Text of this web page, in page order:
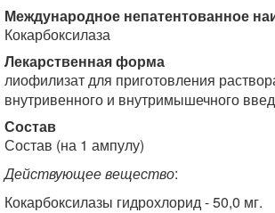
Международное непатентованное
Кокарбоксилаза
Лекарственная форма
лиофилизат для приготовления
внутривенного и внутримышечного
Состав
Состав (на 1 ампулу)
Действующее вещество:
Кокарбоксилазы гидрохлорид - 50,0 мг.